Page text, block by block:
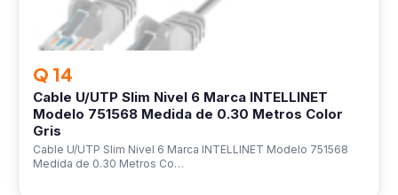
Q 14
Cable U/UTP Slim Nivel 6 Marca INTELLINET
Modelo 751568 Medida de 0.30 Metros Color
Gris
Cable U/UTP Slim Nivel 6 Marca INTELLINET Modelo 751568
Medida de 0.30 Metros Co…